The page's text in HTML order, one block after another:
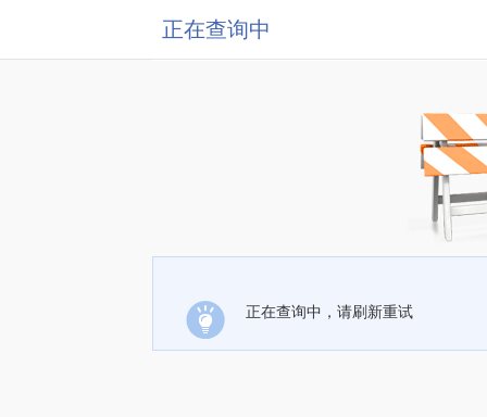
正在查询中
正在查询中，请刷新重试